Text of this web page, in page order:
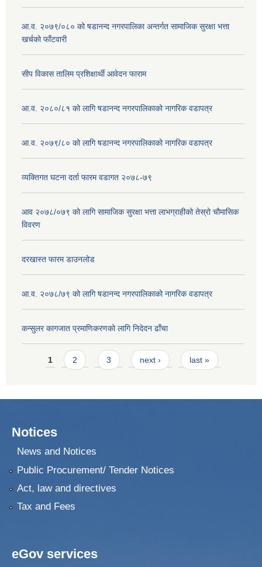
आ.व. २०७९/०८० को षडानन्द नगरपालिका अन्तर्गत सामाजिक सुरक्षा भत्ता
खर्चको फाँटवारी
सीप विकास तालिम प्रशिक्षार्थी आवेदन फाराम
आ.व. २०८०/८१ को लागि षडानन्द नगरपालिकाको नागरिक वडापत्र
आ.व. २०७९/८० को लागि षडानन्द नगरपालिकाको नागरिक वडापत्र
व्यक्तिगत घटना दर्ता फारम वडागत २०७८-७९
आव २०७८/०७९ को लागि सामाजिक सुरक्षा भत्ता लाभग्राहीको तेस्रो चौमासिक
विवरण
दरखास्त फारम डाउनलोड
आ.व. २०७८/७९ को लागि षडानन्द नगरपालिकाको नागरिक वडापत्र
कन्सुलर कागजात प्रमाणिकरणको लागि निदेदन ढाँचा
Pages
1 2 3 next › last »
Notices
News and Notices
Public Procurement/ Tender Notices
Act, law and directives
Tax and Fees
eGov services